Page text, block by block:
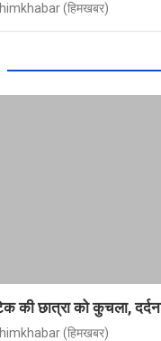
himkhabar (हिमखबर)
की छात्रा को कुचला,
himkhabar (हिमखबर)